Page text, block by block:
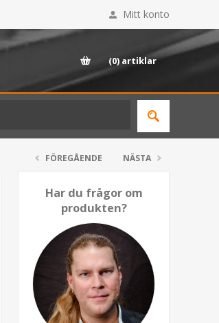
Mitt konto
(0) artiklar
FÖREGÅENDE NÄSTA
Har du frågor om
produkten?